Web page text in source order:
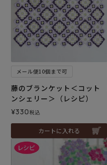
メール便10個まで可
藤のブランケット＜コット
ンシェリー＞（レシピ）
¥330税込
カートに入れる